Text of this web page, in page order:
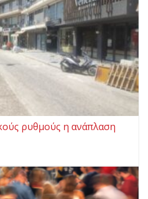
ρυθμούς η ανάπλαση